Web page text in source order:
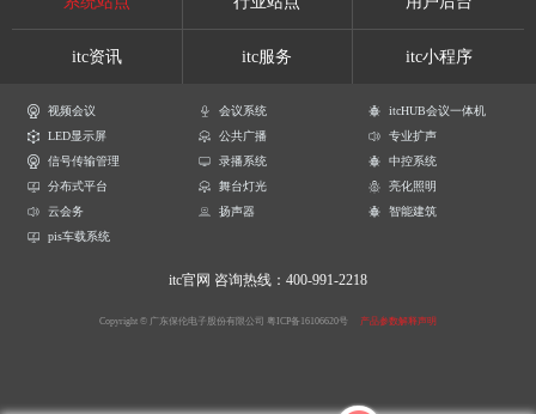
itc资讯 itc服务 itc小程序
视频会议 会议系统
itcHUB会议一体机
LED显示屏
公共广播
专业扩声
信号传输管理
录播系统
中控系统
分布式平台
舞台灯光
亮化照明
云会务
扬声器
智能建筑
pis车载系统
itc官网 咨询热线：400-991-2218
Copyright © 广东保伦电子股份有限公司 粤ICP备16106620号 产品参数解释声明